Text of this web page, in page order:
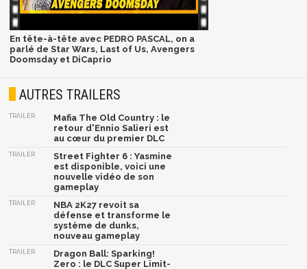
En tête-à-tête avec PEDRO PASCAL, on a
parlé de Star Wars, Last of Us, Avengers
Doomsday et DiCaprio
AUTRES TRAILERS
TRAILER
Mafia The Old Country : le
retour d'Ennio Salieri est
au cœur du premier DLC
TRAILER
Street Fighter 6 : Yasmine
est disponible, voici une
nouvelle vidéo de son
gameplay
TRAILER
NBA 2K27 revoit sa
défense et transforme le
système de dunks,
nouveau gameplay
TRAILER
Dragon Ball: Sparking!
Zero : le DLC Super Limit-